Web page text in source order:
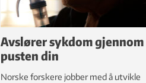
Avslører sykdom gjennom
pusten din
Norske forskere jobber med å utvikle